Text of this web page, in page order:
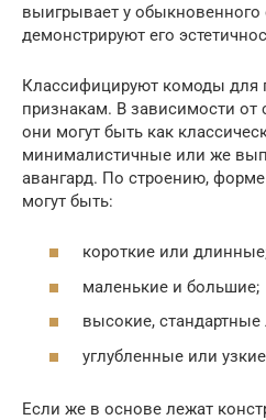
выигрывает у обыкновенного
демонстрируют его
Классифицируют комоды для
признакам. В зависимости от
они могут быть как
минималистичные или же
авангард. По строению,
могут быть:
короткие или
маленькие и большие;
высокие, стандартные
углубленные или
Если же в основе лежат